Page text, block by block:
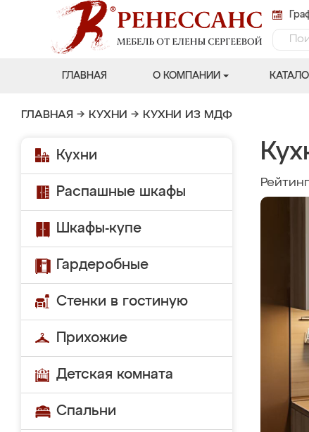
ГЛАВНАЯ О КОМПАНИИ КАТАЛОГ
ГЛАВНАЯ → КУХНИ → КУХНИ ИЗ МДФ
Кухни
Распашные шкафы
Шкафы-купе
Гардеробные
Стенки в гостиную
Прихожие
Детская комната
Спальни